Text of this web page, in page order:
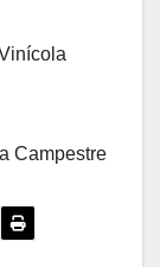
Campestre